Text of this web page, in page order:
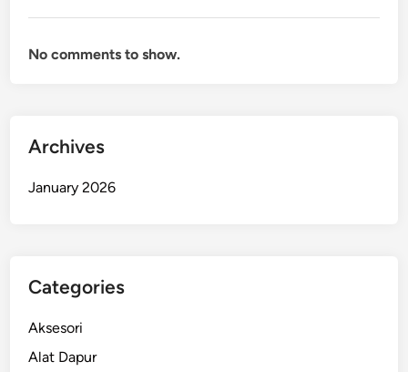
No comments to show.
Archives
January 2026
Categories
Aksesori
Alat Dapur